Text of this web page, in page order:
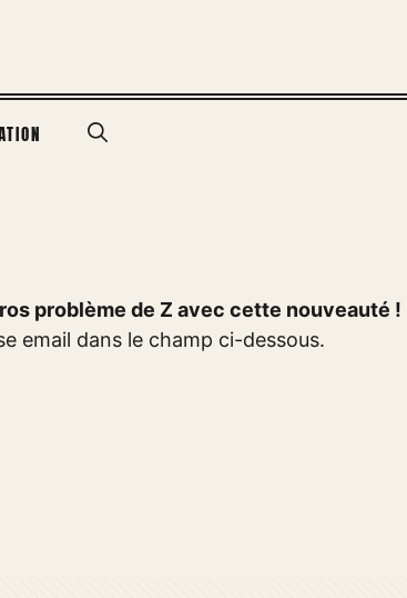
problème de Z avec cette nouveauté !
email dans le champ ci-dessous.